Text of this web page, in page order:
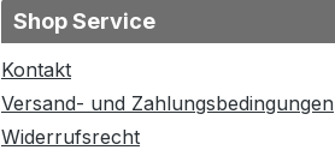
Shop Service
Kontakt
Versand- und Zahlungsbedingungen
Widerrufsrecht